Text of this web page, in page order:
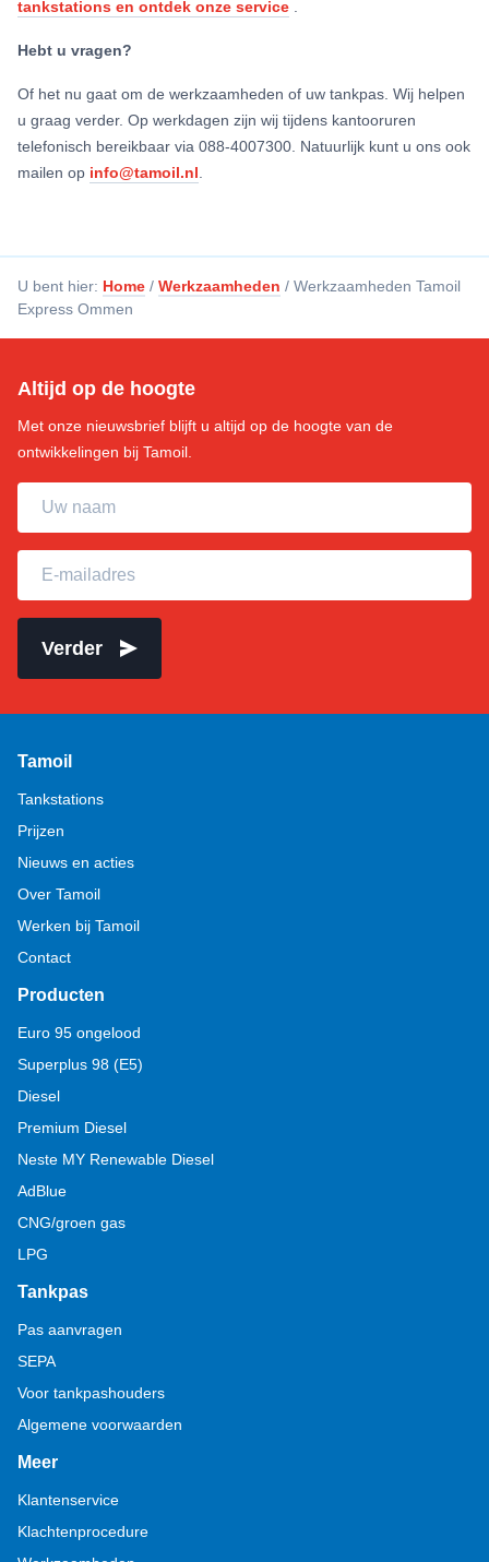
tankstations en ontdek onze service
Hebt u vragen?
Of het nu gaat om de werkzaamheden of uw tankpas. Wij helpen
u graag verder. Op werkdagen zijn wij tijdens kantooruren
telefonisch bereikbaar via 088-4007300. Natuurlijk kunt u ons ook
mailen op info@tamoil.nl
U bent hier: Home / Werkzaamheden / Werkzaamheden Tamoil
Express Ommen
Altijd op de hoogte
Met onze nieuwsbrief blijft u altijd op de hoogte van de
ontwikkelingen bij Tamoil.
Uw naam
E-mailadres
Verder
Tamoil
Tankstations
Prijzen
Nieuws en acties
Over Tamoil
Werken bij Tamoil
Contact
Producten
Euro 95 ongelood
Superplus 98 (E5)
Diesel
Premium Diesel
Neste MY Renewable Diesel
AdBlue
CNG/groen gas
LPG
Tankpas
Pas aanvragen
SEPA
Voor tankpashouders
Algemene voorwaarden
Meer
Klantenservice
Klachtenprocedure